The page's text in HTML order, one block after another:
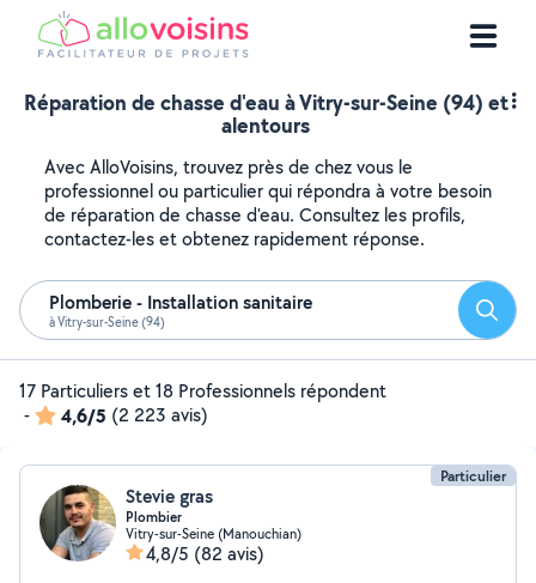
Réparation de chasse d'eau à Vitry-sur-Seine (94) et
alentours
Avec AlloVoisins, trouvez près de chez vous le
professionnel ou particulier qui répondra à votre besoin
de réparation de chasse d'eau. Consultez les profils,
contactez-les et obtenez rapidement réponse.
Plomberie - Installation sanitaire
à Vitry-sur-Seine (94)
17 Particuliers et 18 Professionnels répondent
-
4,6/5 (2 223 avis)
Particulier
Stevie gras
Plombier
Vitry-sur-Seine (Manouchian)
4,8/5 (82 avis)